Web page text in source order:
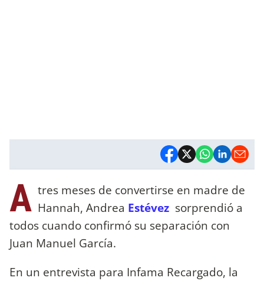
A tres meses de convertirse en madre de
Hannah, Andrea Estévez sorprendió a
todos cuando confirmó su separación con
Juan Manuel García.
En un entrevista para Infama Recargado, la